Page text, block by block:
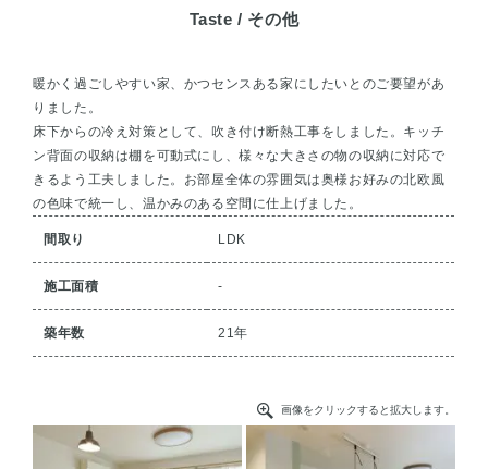
Taste / その他
暖かく過ごしやすい家、かつセンスある家にしたいとのご要望があ
りました。
床下からの冷え対策として、吹き付け断熱工事をしました。キッチ
ン背面の収納は棚を可動式にし、様々な大きさの物の収納に対応で
きるよう工夫しました。お部屋全体の雰囲気は奥様お好みの北欧風
の色味で統一し、温かみのある空間に仕上げました。
間取り LDK
施工面積 -
築年数 21年
画像をクリックすると拡大します。